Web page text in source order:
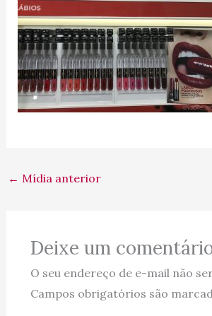
← Mídia anterior
Deixe um
O seu endereço de e-mail não
Campos obrigatórios são